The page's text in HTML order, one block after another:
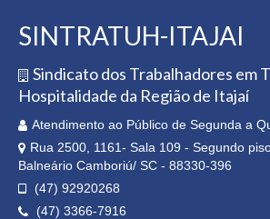
SINTRATUH-ITAJAI
Sindicato dos Trabalhadores em
Hospitalidade da Região de Itajaí
Atendimento ao Público de Segunda a
Rua 2500, 1161- Sala 109 - Segundo
Balneário Camboriú/ SC - 88330-396
(47) 92920268
(47) 3366-7916